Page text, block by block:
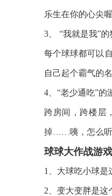
乐生在你的心尖喔
3、 “我就是我”
每个球球都可以
自己起个霸气的
4、“老少通吃”的
跨房间，跨楼层
掉……咦，怎么听
球球大作战游
1、大球吃小球是
2、变大变胖是这